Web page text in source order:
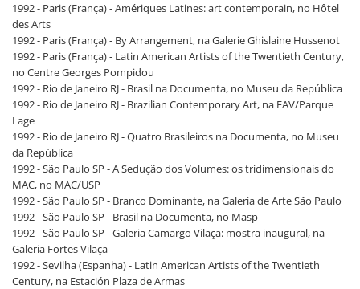
1992 - Paris (França) - Amériques Latines: art contemporain, no Hôtel
des Arts
1992 - Paris (França) - By Arrangement, na Galerie Ghislaine Hussenot
1992 - Paris (França) - Latin American Artists of the Twentieth Century,
no Centre Georges Pompidou
1992 - Rio de Janeiro RJ - Brasil na Documenta, no Museu da República
1992 - Rio de Janeiro RJ - Brazilian Contemporary Art, na EAV/Parque
Lage
1992 - Rio de Janeiro RJ - Quatro Brasileiros na Documenta, no Museu
da República
1992 - São Paulo SP - A Sedução dos Volumes: os tridimensionais do
MAC, no MAC/USP
1992 - São Paulo SP - Branco Dominante, na Galeria de Arte São Paulo
1992 - São Paulo SP - Brasil na Documenta, no Masp
1992 - São Paulo SP - Galeria Camargo Vilaça: mostra inaugural, na
Galeria Fortes Vilaça
1992 - Sevilha (Espanha) - Latin American Artists of the Twentieth
Century, na Estación Plaza de Armas